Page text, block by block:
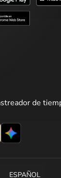
de
ESPAÑOL